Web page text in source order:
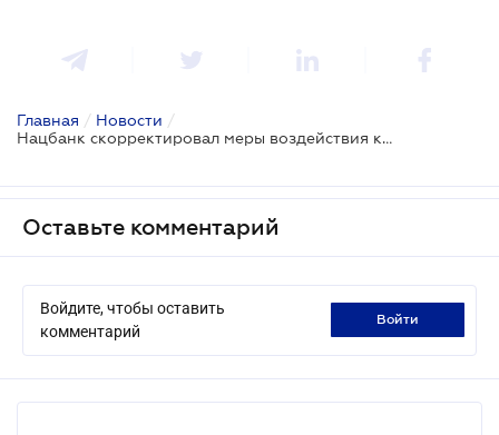
Главная / Новости /
Нацбанк скорректировал меры воздействия к банкам
Оставьте комментарий
Войдите, чтобы оставить
комментарий
войти